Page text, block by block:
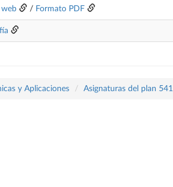
web / Formato PDF
y Aplicaciones Asignaturas del plan 541